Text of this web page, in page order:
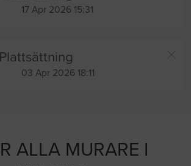
17 Apr 2026 15:31
03 Apr 2026 18:11
ALLA MURARE I